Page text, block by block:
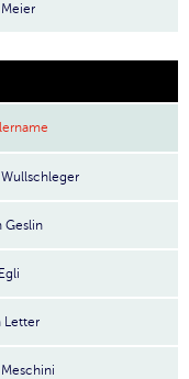
Wullschleger
Geslin
Letter
Meschini